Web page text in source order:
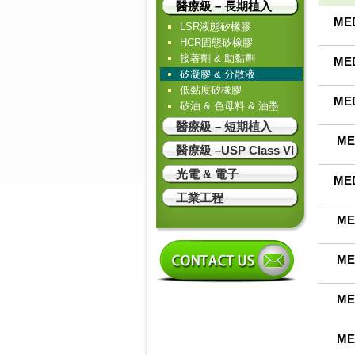
醫療級 – 長期植入
LSR液態矽橡膠
HCR固態矽橡膠
接著劑 & 助黏劑
矽凝膠 & 分散液
低黏度矽橡膠
矽油 & 色母料 & 油墨
醫療級 – 短期植入
醫療級 –USP Class VI
光電 & 電子
工業工程